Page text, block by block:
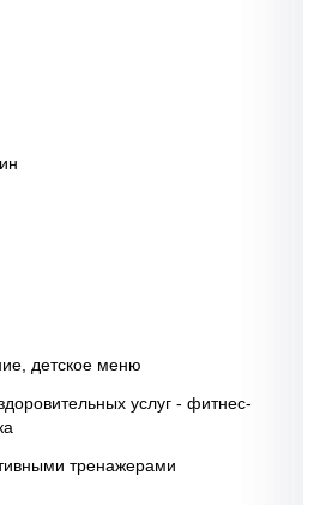
детское меню
услуг - фитнес-
тренажерами